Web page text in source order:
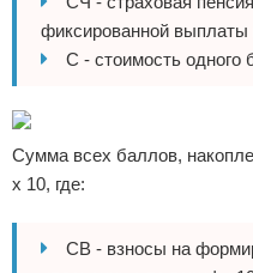
фиксированной выплаты
С - стоимость одного
Сумма всех баллов,
x 10, где:
СВ - взносы на